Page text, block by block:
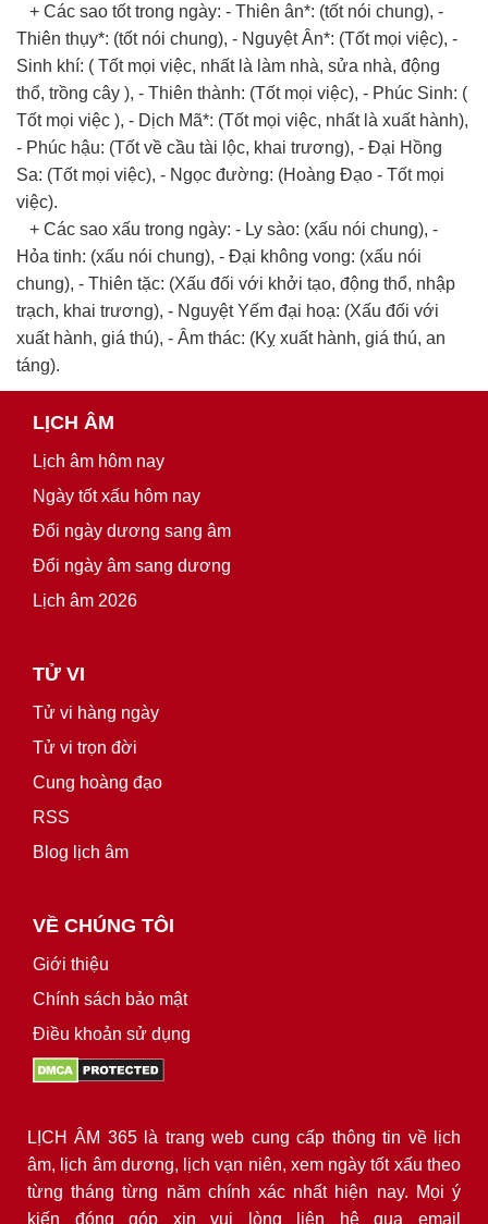
+ Các sao tốt trong ngày: - Thiên ân*: (tốt nói chung), -
Thiên thụy*: (tốt nói chung), - Nguyệt Ân*: (Tốt mọi việc), -
Sinh khí: ( Tốt mọi việc, nhất là làm nhà, sửa nhà, động
thổ, trồng cây ), - Thiên thành: (Tốt mọi việc), - Phúc Sinh: (
Tốt mọi việc ), - Dịch Mã*: (Tốt mọi việc, nhất là xuất hành),
- Phúc hậu: (Tốt về cầu tài lộc, khai trương), - Đại Hồng
Sa: (Tốt mọi việc), - Ngọc đường: (Hoàng Đạo - Tốt mọi
việc).
+ Các sao xấu trong ngày: - Ly sào: (xấu nói chung), -
Hỏa tinh: (xấu nói chung), - Đại không vong: (xấu nói
chung), - Thiên tặc: (Xấu đối với khởi tạo, động thổ, nhập
trạch, khai trương), - Nguyệt Yếm đại hoạ: (Xấu đối với
xuất hành, giá thú), - Âm thác: (Kỵ xuất hành, giá thú, an
táng).
LỊCH ÂM
Lịch âm hôm nay
Ngày tốt xấu hôm nay
Đổi ngày dương sang âm
Đổi ngày âm sang dương
Lịch âm 2026
TỬ VI
Tử vi hàng ngày
Tử vi trọn đời
Cung hoàng đạo
RSS
Blog lịch âm
VỀ CHÚNG TÔI
Giới thiệu
Chính sách bảo mật
Điều khoản sử dụng
LỊCH ÂM 365 là trang web cung cấp thông tin về lịch
âm, lịch âm dương, lịch vạn niên, xem ngày tốt xấu theo
từng tháng từng năm chính xác nhất hiện nay. Mọi ý
kiến đóng góp xin vui lòng liên hệ qua email